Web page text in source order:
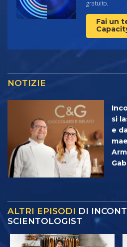
gratuito.
Fai un
NOTIZIE
si
e
ALTRI EPISODI DI
SCIENTOLOGIST